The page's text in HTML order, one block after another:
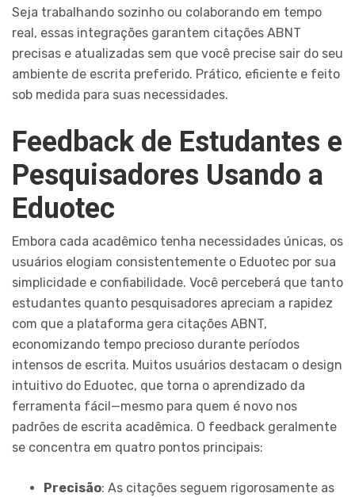
Seja trabalhando sozinho ou colaborando em tempo
real, essas integrações garantem citações ABNT
precisas e atualizadas sem que você precise sair do seu
ambiente de escrita preferido. Prático, eficiente e feito
sob medida para suas necessidades.
Feedback de Estudantes e
Pesquisadores Usando a
Eduotec
Embora cada acadêmico tenha necessidades únicas, os
usuários elogiam consistentemente o Eduotec por sua
simplicidade e confiabilidade. Você perceberá que tanto
estudantes quanto pesquisadores apreciam a rapidez
com que a plataforma gera citações ABNT,
economizando tempo precioso durante períodos
intensos de escrita. Muitos usuários destacam o design
intuitivo do Eduotec, que torna o aprendizado da
ferramenta fácil—mesmo para quem é novo nos
padrões de escrita acadêmica. O feedback geralmente
se concentra em quatro pontos principais:
Precisão: As citações seguem rigorosamente as